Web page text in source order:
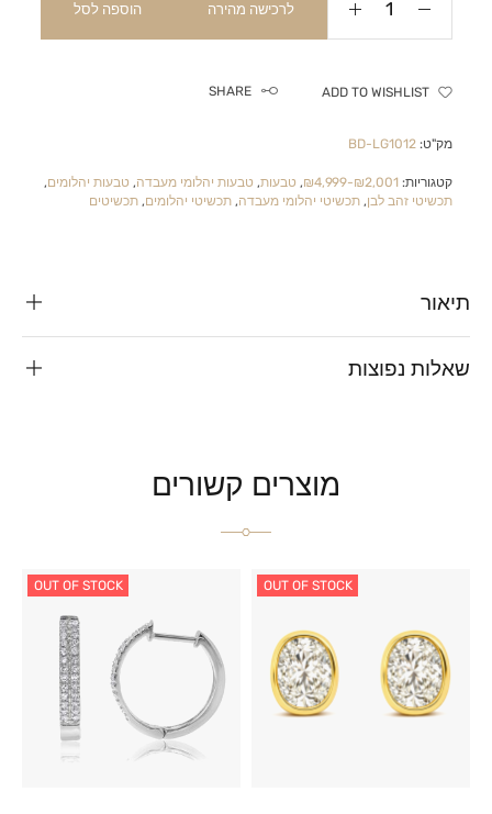
לרכישה מהירה הוספה לסל
ADD TO WISHLIST
SHARE
מק"ט:BD-LG1012
קטגוריות: ₪2,001-₪4,999
, טבעות, טבעות יהלומי מעבדה, טבעות יהלומים,
תכשיטי זהב לבן,תכשיטי יהלומי מעבדה,תכשיטי יהלומים,תכשיטים
תיאור
שאלות נפוצות
מוצרים קשורים
OUT OF STOCK
OUT OF STOCK